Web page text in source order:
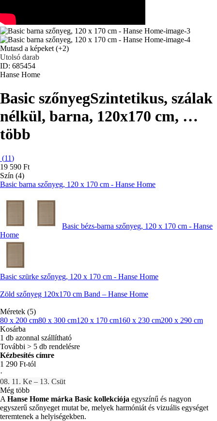
Mutasd a képeket (+2)
Utolsó darab
ID: 685454
Hanse Home
Basic szőnyegSzintetikus, szálak
nélkül, barna, 120x170 cm, …
több
(11)
19 590 Ft
Szín (4)
Basic barna szőnyeg, 120 x 170 cm - Hanse Home
Basic bézs-barna szőnyeg, 120 x 170 cm - Hanse
Home
Basic szürke szőnyeg, 120 x 170 cm - Hanse Home
Zöld szőnyeg 120x170 cm Band – Hanse Home
Méretek (5)
80 x 200 cm80 x 300 cm120 x 170 cm160 x 230 cm200 x 290 cm
Kosárba
1 db azonnal szállítható
További > 5 db rendelésre
Kézbesítés címre
1 290 Ft-tól
·
08. 11. Ke – 13. Csüt
Még több
A Hanse Home márka Basic kollekciója egyszínű és nagyon
egyszerű szőnyeget mutat be, melyek harmóniát és vizuális egységet
teremtenek a helyiségekben.